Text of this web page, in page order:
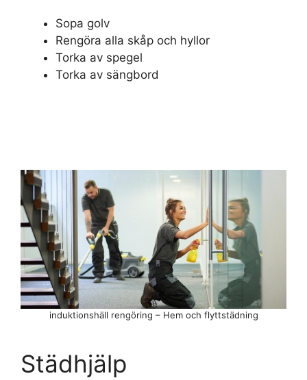
Sopa golv
Rengöra alla skåp och hyllor
Torka av spegel
Torka av sängbord
Städhjälp
induktionshäll rengöring – Hem och flyttstädning